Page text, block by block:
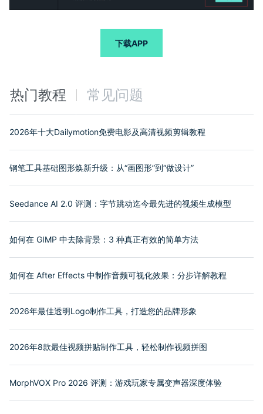
下载APP
热门教程 常见问题
2026年十大Dailymotion免费电影及高清视频剪辑教程
钢笔工具基础图形焕新升级：从“画图形”到“做设计”
Seedance AI 2.0 评测：字节跳动迄今最先进的视频生成模型
如何在 GIMP 中去除背景：3 种真正有效的简单方法
如何在 After Effects 中制作音频可视化效果：分步详解教程
2026年最佳透明Logo制作工具，打造您的品牌形象
2026年8款最佳视频拼贴制作工具，轻松制作视频拼图
MorphVOX Pro 2026 评测：游戏玩家专属变声器深度体验